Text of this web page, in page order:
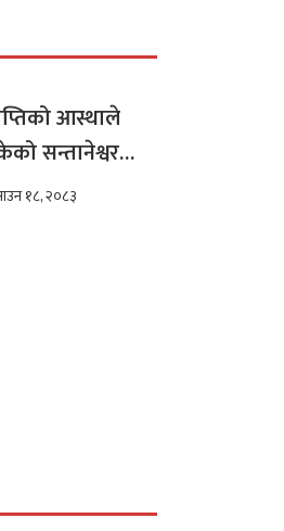
आस्थाले
सन्तानेश्वर
विकासको
१८, २०८३